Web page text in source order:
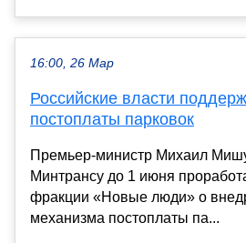
16:00, 26 Мар
Российские власти
постоплаты парковок
Премьер-министр Михаил
Минтрансу до 1 июня
фракции «Новые люди» о
механизма постоплаты па...